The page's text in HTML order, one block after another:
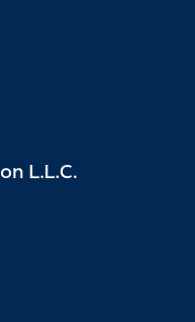
L.L.C.